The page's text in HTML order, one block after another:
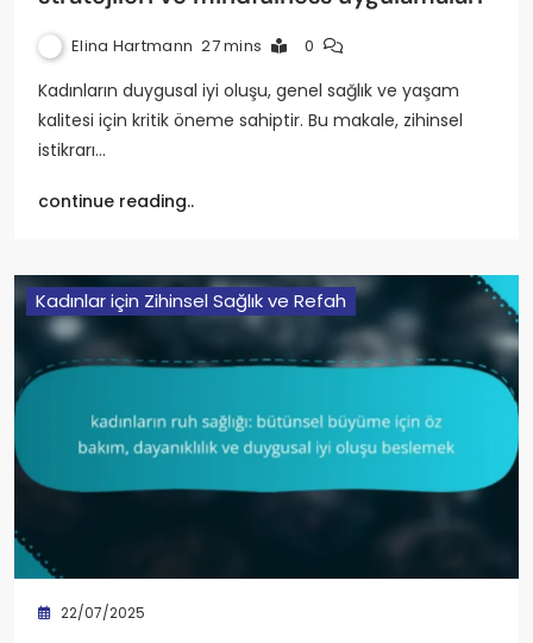
Elina Hartmann 27 mins 0
Kadınların duygusal iyi oluşu, genel sağlık ve yaşam
kalitesi için kritik öneme sahiptir. Bu makale, zihinsel
istikrarı…
continue reading..
Kadınlar için Zihinsel Sağlık ve Refah
22/07/2025